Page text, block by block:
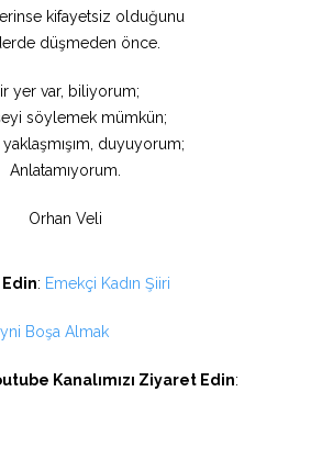
kifayetsiz olduğunu
düşmeden önce.
yer var, biliyorum;
söylemek mümkün;
duyuyorum;
Anlatamıyorum.
Orhan Veli
: Emekçi Kadın Şiiri
Boşa Almak
Kanalımızı Ziyaret Edin: